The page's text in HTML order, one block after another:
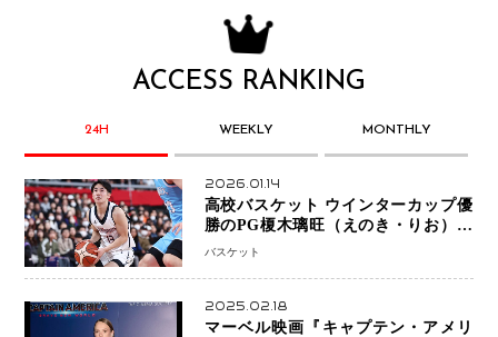
ACCESS RANKING
24H WEEKLY MONTHLY
2026.01.14
高校バスケット ウインターカップ優
勝のPG榎木璃旺（えのき・りお）が
プロの現場へ―。
バスケット
2025.02.18
マーベル映画『キャプテン・アメリ